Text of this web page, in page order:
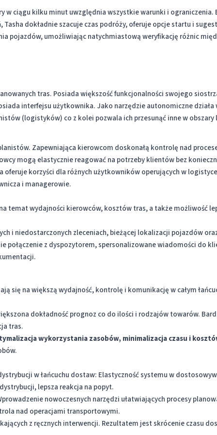
ciągu kilku minut uwzględnia wszystkie warunki i ograniczenia.
dokładnie szacuje czas podróży, oferuje opcje startu i
pojazdów, umożliwiając natychmiastową weryfikację różnic
tras. Posiada większość funkcjonalności swojego
interfejsu użytkownika. Jako narzędzie autonomiczne działa
(logistyków) co z kolei pozwala ich przesunąć inne w
Zapewniająca kierowcom doskonałą kontrolę nad
mogą elastycznie reagować na potrzeby klientów bez
korzyści dla różnych użytkowników operujących w
i managerowie.
temat wydajności kierowców, kosztów tras, a także możliwość
i niedostarczonych zleceniach, bieżącej lokalizacji pojazdów
połączenie z dyspozytorem, spersonalizowane wiadomości do
się na większą wydajność, kontrolę i komunikację w całym
dokładność prognoz co do ilości i rodzajów towarów.
tras.
wykorzystania zasobów, minimalizacja czasu i
w łańcuchu dostaw: Elastyczność systemu w
lepsza reakcja na popyt.
nowoczesnych narzędzi ułatwiających procesy
nad operacjami transportowymi.
z ręcznych interwencji. Rezultatem jest skrócenie czasu